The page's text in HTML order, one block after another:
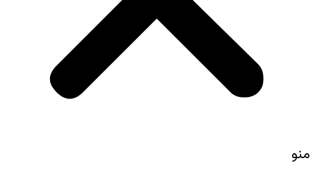
منو